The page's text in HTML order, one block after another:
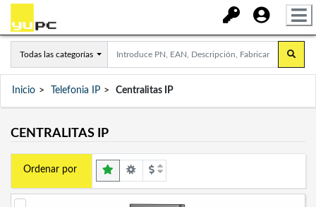
Todas las categorías
Inicio Telefonia IP Centralitas IP
CENTRALITAS IP
Ordenar por